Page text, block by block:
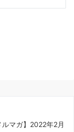
ルマガ】2022年2月